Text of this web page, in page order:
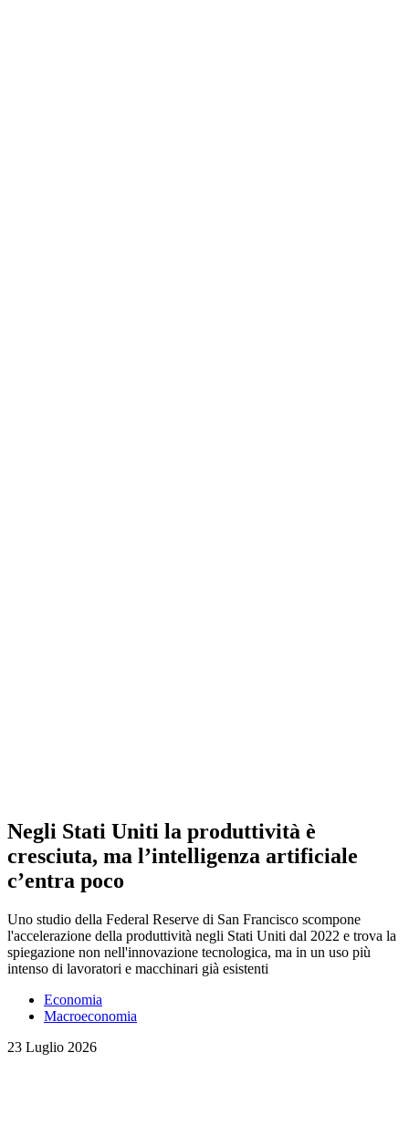
Negli Stati Uniti la produttività è
cresciuta, ma l’intelligenza artificiale
c’entra poco
Uno studio della Federal Reserve di San Francisco scompone
l'accelerazione della produttività negli Stati Uniti dal 2022 e trova la
spiegazione non nell'innovazione tecnologica, ma in un uso più
intenso di lavoratori e macchinari già esistenti
Economia
Macroeconomia
23 Luglio 2026